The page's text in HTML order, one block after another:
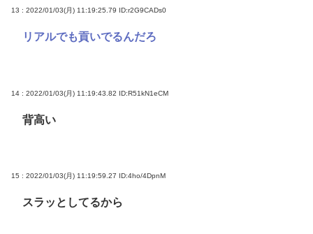
13 : 2022/01/03(月) 11:19:25.79 ID:r2G9CADs0
リアルでも貢いでるんだろ
14 : 2022/01/03(月) 11:19:43.82 ID:R51kN1eCM
背高い
15 : 2022/01/03(月) 11:19:59.27 ID:4ho/4DpnM
スラッとしてるから